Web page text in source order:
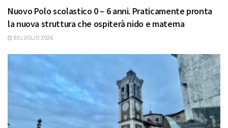
Nuovo Polo scolastico 0 – 6 anni. Praticamente pronta
la nuova struttura che ospiterà nido e materna
30 LUGLIO 2026